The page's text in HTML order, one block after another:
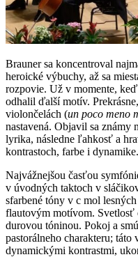
Brauner sa koncentroval
heroické výbuchy, až sa
rozpovie. Už v momente,
odhalil ďalší motív.
violončelách (un poco meno
nastavená. Objavil sa známy
lyrika, následne ľahkosť a
kontrastoch, farbe i dynamike.
Najvážnejšou časťou
v úvodných taktoch v
sfarbené tóny v c mol
flautovým motívom. Svetlosť
durovou tóninou. Pokoj a
pastorálneho charakteru;
dynamickými kontrastmi,